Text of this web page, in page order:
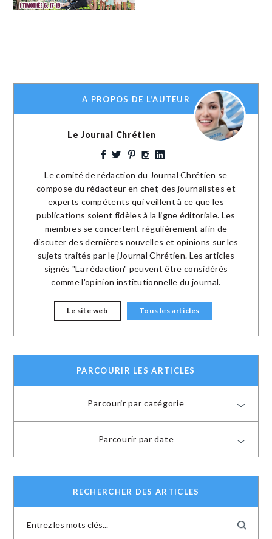
A PROPOS DE L'AUTEUR
Le Journal Chrétien
Le comité de rédaction du Journal Chrétien se
compose du rédacteur en chef, des journalistes et
experts compétents qui veillent à ce que les
publications soient fidèles à la ligne éditoriale. Les
membres se concertent régulièrement afin de
discuter des dernières nouvelles et opinions sur les
sujets traités par le jJournal Chrétien. Les articles
signés "La rédaction" peuvent être considérés
comme l'opinion institutionnelle du journal.
Le site web Tous les articles
PARCOURIR LES ARTICLES
Parcourir par catégorie
Parcourir par date
RECHERCHER DES ARTICLES